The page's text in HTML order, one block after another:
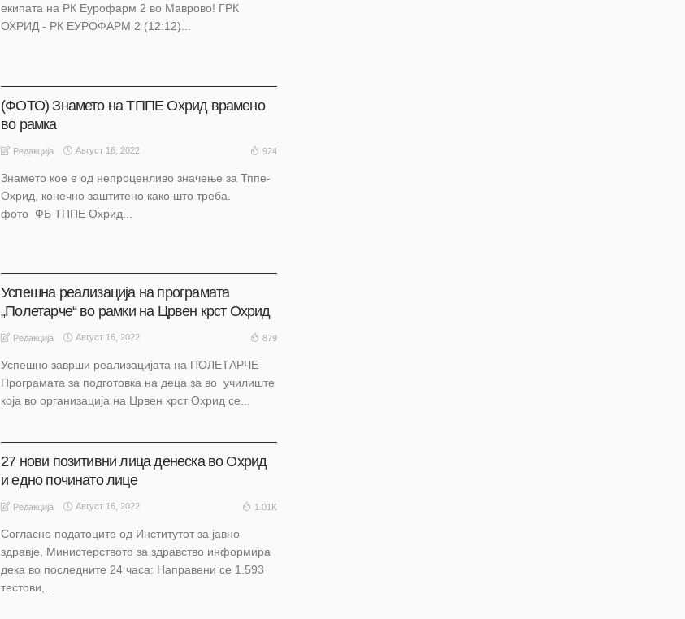
екипата на РК Еурофарм 2 во Маврово! ГРК
ОХРИД - РК ЕУРОФАРМ 2 (12:12)...
(ФОТО) Знамето на ТППЕ Охрид врамено
во рамка
Редакција Август 16, 2022 924
Знамето кое е од непроценливо значење за Тппе-
Охрид, конечно заштитено како што треба.
фото ФБ ТППЕ Охрид...
Успешна реализација на програмата
„Полетарче“ во рамки на Црвен крст Охрид
Редакција Август 16, 2022 879
Успешно заврши реализацијата на ПОЛЕТАРЧЕ-
Програмата за подготовка на деца за во училиште
која во организација на Црвен крст Охрид се...
27 нови позитивни лица денеска во Охрид
и едно починато лице
Редакција Август 16, 2022 1.01K
Согласно податоците од Институтот за јавно
здравје, Министерството за здравство информира
дека во последните 24 часа: Направени се 1.593
тестови,...